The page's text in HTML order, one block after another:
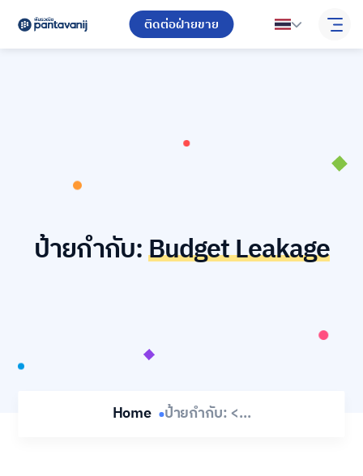
ป้ายกำกับ:Budget Leakage
Home ป้ายกำกับ: <...
ติดต่อฝ่ายขาย